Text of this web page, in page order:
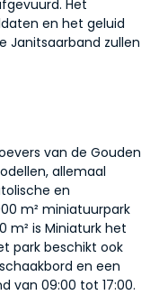
Het
en het geluid
Janitsaarband zullen
van de Gouden
allemaal
en
m² miniatuurpark
m² is Miniaturk het
park beschikt ook
en een
van 09:00 tot 17:00.